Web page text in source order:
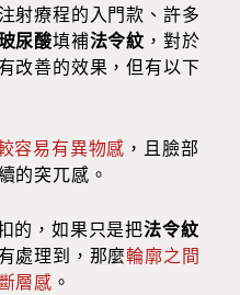
射療程的入門款、許多
尿酸填補法令紋 ，對於
改善的效果，但有以下
容易有異物感 ，且臉部
的突兀感。
的，如果只是把法令紋
處理到，那麼輪廓之間
層感 。